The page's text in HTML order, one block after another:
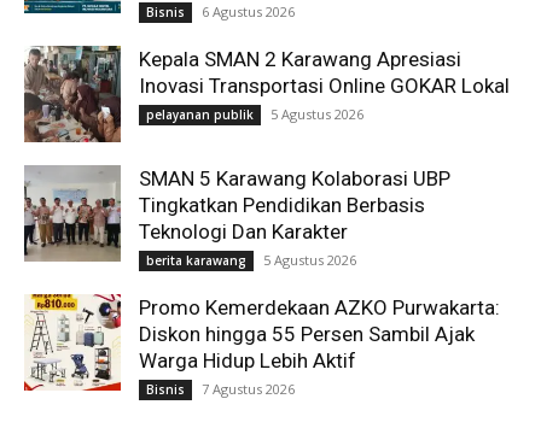
Bisnis 6 Agustus 2026
Kepala SMAN 2 Karawang Apresiasi
Inovasi Transportasi Online GOKAR Lokal
pelayanan publik 5 Agustus 2026
SMAN 5 Karawang Kolaborasi UBP
Tingkatkan Pendidikan Berbasis
Teknologi Dan Karakter
berita karawang 5 Agustus 2026
Promo Kemerdekaan AZKO Purwakarta:
Diskon hingga 55 Persen Sambil Ajak
Warga Hidup Lebih Aktif
Bisnis 7 Agustus 2026